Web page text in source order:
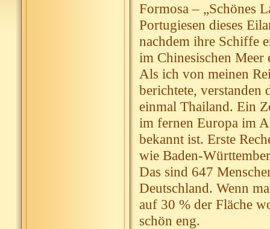
Formosa – „Schönes
Portugiesen dieses
nachdem ihre Schiffe
im Chinesischen Meer
Als ich von meinen
berichtete, verstanden
einmal Thailand. Ein
im fernen Europa im
bekannt ist. Erste
wie Baden-
Das sind 647
Deutschland. Wenn
auf 30 % der Fläche
schön eng.